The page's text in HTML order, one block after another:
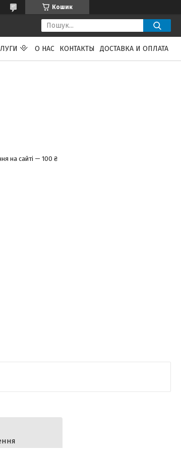
Кошик
О НАС КОНТАКТЫ ДОСТАВКА И ОПЛАТА
на сайті — 100 ₴